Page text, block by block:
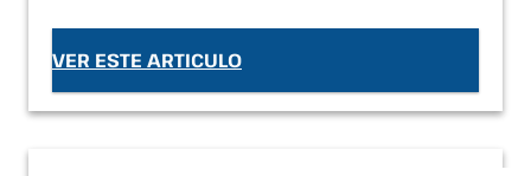
VER ESTE ARTICULO